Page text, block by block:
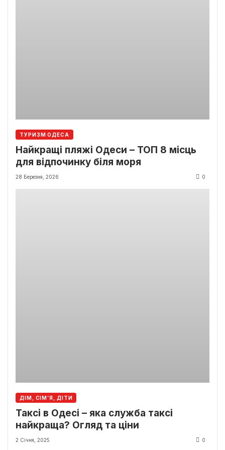
ТУРИЗМ ОДЕСА
Найкращі пляжі Одеси – ТОП 8 місць
для відпочинку біля моря
28 Березня, 2026 0
ДІМ, СІМ’Я, ДІТИ
Таксі в Одесі – яка служба таксі
найкраща? Огляд та ціни
2 Січня, 2025 0